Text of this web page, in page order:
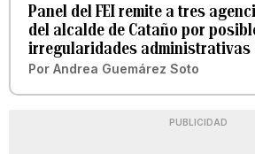
Panel del FEI remite a tres
del alcalde de Cataño por
irregularidades administrativas
Por Andrea Guemárez Soto
PUBLICIDAD